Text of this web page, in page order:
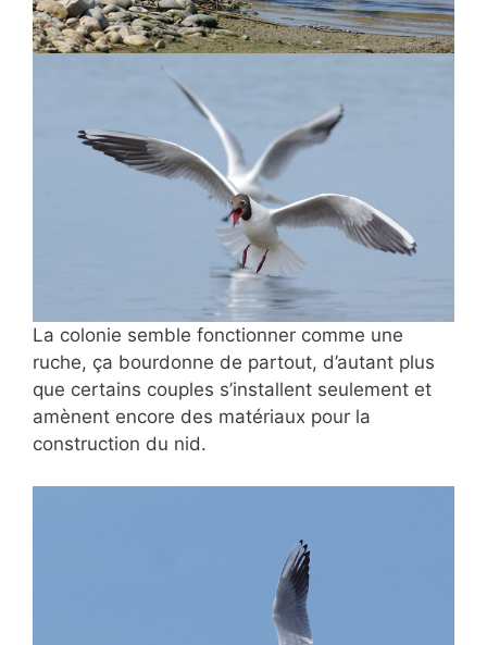
La colonie semble fonctionner comme une
ruche, ça bourdonne de partout, d’autant plus
que certains couples s’installent seulement et
amènent encore des matériaux pour la
construction du nid.